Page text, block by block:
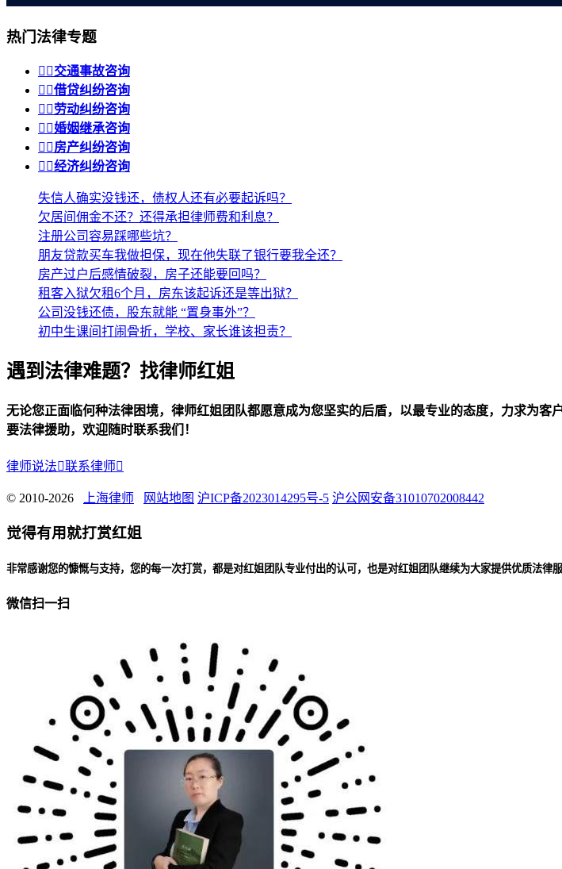
热门法律专题
 交通事故咨询
 借贷纠纷咨询
 劳动纠纷咨询
 婚姻继承咨询
 房产纠纷咨询
 经济纠纷咨询
失信人确实没钱还，债权人还有必要起诉吗？
欠居间佣金不还？还得承担律师费和利息？
注册公司容易踩哪些坑？
朋友贷款买车我做担保，现在他失联了银行要我全还？
房产过户后感情破裂，房子还能要回吗？
租客入狱欠租6个月，房东该起诉还是等出狱？
公司没钱还债，股东就能 “置身事外”？
初中生课间打闹骨折，学校、家长谁该担责？
遇到法律难题？找律师红姐
无论您正面临何种法律困境，律师红姐团队都愿意成为您坚实的后盾，以最专业的态度，力求为
要法律援助，欢迎随时联系我们！
律师说法联系律师
© 2010-2026 上海律师 网站地图 沪ICP备2023014295号-5 沪公网安备31010702008442
觉得有用就打赏红姐
非常感谢您的慷慨与支持，您的每一次打赏，都是对红姐团队专业付出的认可，也是对红姐团队继续为大家提供优质法律服
微信扫一扫